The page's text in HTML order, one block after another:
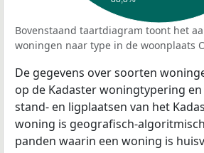
Bovenstaand taartdiagram toont het
woningen naar type in de woonplaats
De gegevens over soorten
op de Kadaster woningtypering
stand- en ligplaatsen van het
woning is geografisch-
panden waarin een woning is